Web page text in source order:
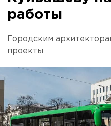
работы
Городским
проекты